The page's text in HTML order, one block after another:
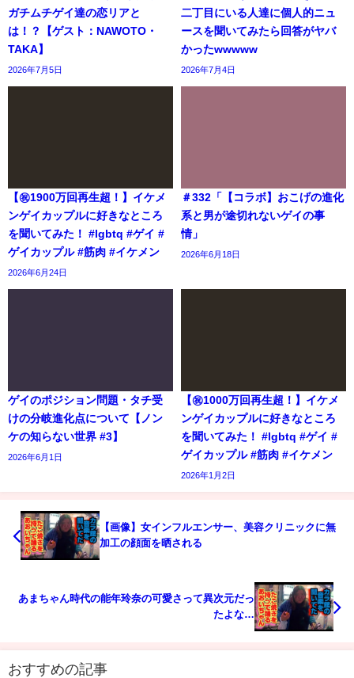
ガチムチゲイ達の恋リアと
は！？【ゲスト：NAWOTO・
TAKA】
2026年7月5日
二丁目にいる人達に個人的ニュ
ースを聞いてみたら回答がヤバ
かったwwwww
2026年7月4日
【㊗️1900万回再生超！】イケメ
ンゲイカップルに好きなところ
を聞いてみた！ #lgbtq #ゲイ #
ゲイカップル #筋肉 #イケメン
2026年6月24日
＃332「【コラボ】おこげの進化
系と男が途切れないゲイの事
情」
2026年6月18日
ゲイのポジション問題・タチ受
けの分岐進化点について【ノン
ケの知らない世界 #3】
2026年6月1日
【㊗️1000万回再生超！】イケメ
ンゲイカップルに好きなところ
を聞いてみた！ #lgbtq #ゲイ #
ゲイカップル #筋肉 #イケメン
2026年1月2日
【画像】女インフルエンサー、美容クリニックに無
加工の顔面を晒される
あまちゃん時代の能年玲奈の可愛さって異次元だっ
たよな…
おすすめの記事